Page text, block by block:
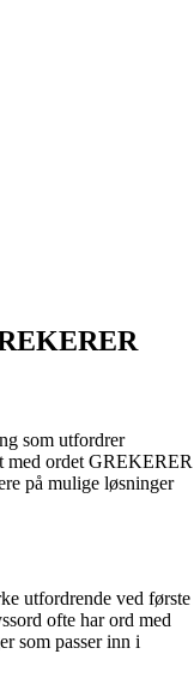
som utfordrer
med ordet GREKERER
på mulige løsninger
utfordrende ved første
ofte har ord med
som passer inn i